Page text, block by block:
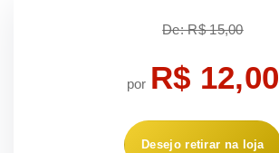
De: R$ 15,00
por R$ 12,00
Desejo retirar na loja